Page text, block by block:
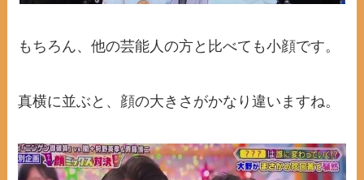
もちろん、他の芸能人の方と比べても小顔です。
真横に並ぶと、顔の大きさがかなり違いますね。